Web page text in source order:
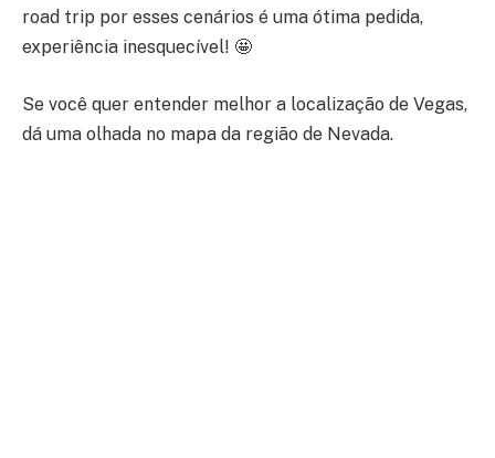
road trip por esses cenários é uma ótima pedida,
experiência inesquecível! 🤩
Se você quer entender melhor a localização de Vegas,
dá uma olhada no mapa da região de Nevada.